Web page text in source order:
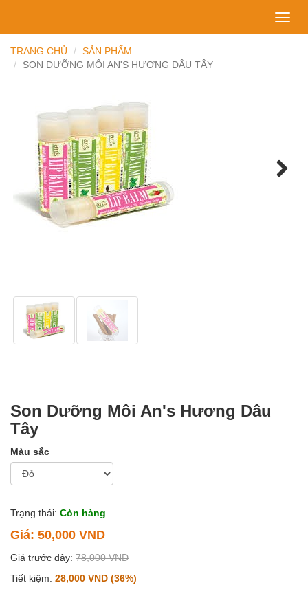
TRANG CHỦ
SẢN PHẨM
SON DƯỠNG MÔI AN'S HƯƠNG DÂU TÂY
Son Dưỡng Môi An's Hương Dâu
Tây
Màu sắc
Trạng thái: Còn hàng
Giá: 50,000 VND
Giá trước đây: 78,000 VND
Tiết kiệm: 28,000 VND (36%)